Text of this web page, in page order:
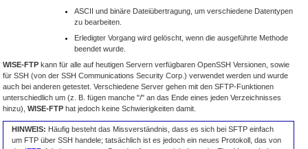
ASCII und binäre Dateiübertragung, um verschiedene Datentypen
zu bearbeiten.
Erledigter Vorgang wird gelöscht, wenn die ausgeführte Methode
beendet wurde.
WISE-FTP kann für alle auf heutigen Servern verfügbaren OpenSSH Versionen, sowie
für SSH (von der SSH Communications Security Corp.) verwendet werden und wurde
auch bei anderen getestet. Verschiedene Server gehen mit den SFTP-Funktionen
unterschiedlich um (z. B. fügen manche "/" an das Ende eines jeden Verzeichnisses
hinzu), WISE-FTP hat jedoch keine Schwierigkeiten damit.
HINWEIS: Häufig besteht das Missverständnis, dass es sich bei SFTP einfach
um FTP über SSH handele; tatsächlich ist es jedoch ein neues Protokoll, das von